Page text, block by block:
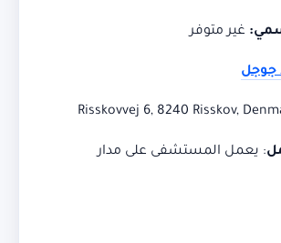
غير متوفر
جوجل
Risskovvej 6, 8240 Risskov,
: يعمل المستشفى على مدار